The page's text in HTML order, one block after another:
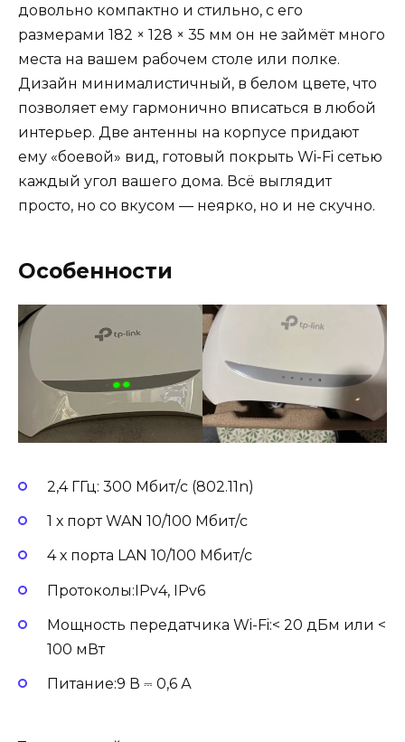
довольно компактно и стильно, с его
размерами 182 × 128 × 35 мм он не займёт много
места на вашем рабочем столе или полке.
Дизайн минималистичный, в белом цвете, что
позволяет ему гармонично вписаться в любой
интерьер. Две антенны на корпусе придают
ему «боевой» вид, готовый покрыть Wi-Fi сетью
каждый угол вашего дома. Всё выглядит
просто, но со вкусом — неярко, но и не скучно.
Особенности
2,4 ГГц: 300 Мбит/с (802.11n)
1 х порт WAN 10/100 Мбит/с
4 х порта LAN 10/100 Мбит/с
Протоколы:IPv4, IPv6
Мощность передатчика Wi-Fi:< 20 дБм или <
100 мВт
Питание:9 В ⎓ 0,6 А